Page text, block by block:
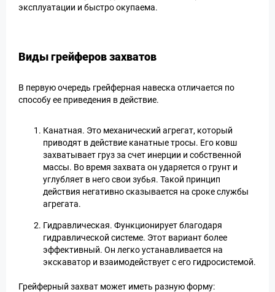
эксплуатации и быстро окупаема.
Виды грейферов захватов
В первую очередь грейферная навеска отличается по
способу ее приведения в действие.
Канатная. Это механический агрегат, который
приводят в действие канатные тросы. Его ковш
захватывает груз за счет инерции и собственной
массы. Во время захвата он ударяется о грунт и
углубляет в него свои зубья. Такой принцип
действия негативно сказывается на сроке службы
агрегата.
Гидравлическая. Функционирует благодаря
гидравлической системе. Этот вариант более
эффективный. Он легко устанавливается на
экскаватор и взаимодействует с его гидросистемой.
Грейферный захват может иметь разную форму: